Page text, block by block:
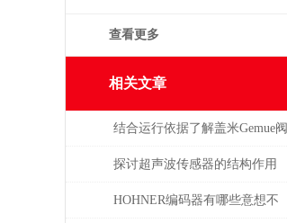
查看更多
相关文章
结合运行依据了解盖米Gemue阀
门
探讨超声波传感器的结构作用
HOHNER编码器有哪些意想不